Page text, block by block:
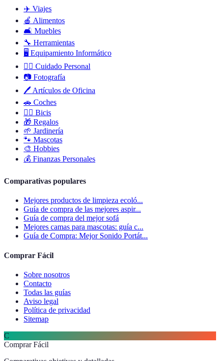
✈️ Viajes
🍎 Alimentos
🛋️ Muebles
🔧 Herramientas
🖥️ Equipamiento Informático
🧖‍♂️ Cuidado Personal
📷 Fotografía
🖊️ Artículos de Oficina
🚗 Coches
🚴‍♂️ Bicis
🎁 Regalos
🌱 Jardinería
🐾 Mascotas
🎨 Hobbies
💰 Finanzas Personales
Comparativas populares
Mejores productos de limpieza ecoló...
Guía de compra de las mejores aspir...
Guía de compra del mejor sofá
Mejores camas para mascotas: guía c...
Guía de Compra: Mejor Sonido Portát...
Comprar Fácil
Sobre nosotros
Contacto
Todas las guías
Aviso legal
Política de privacidad
Sitemap
C
Comprar Fácil